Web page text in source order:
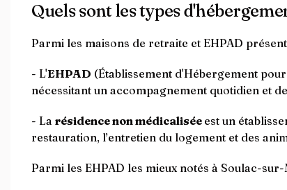
Quels sont les types
Parmi les maisons de retraite et EHPAD
- L'EHPAD (Établissement d'Hébergement
nécessitant un accompagnement quotidien et
- La résidence non médicalisée est un
restauration, l’entretien du logement et des
Parmi les EHPAD les mieux notés à Soulac-